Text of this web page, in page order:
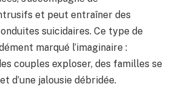
et peut entraîner des
suicidaires. Ce type de
marqué l’imaginaire :
couples exploser, des familles se
d’une jalousie débridée.